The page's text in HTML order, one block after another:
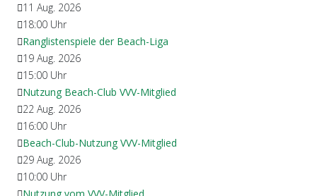
11 Aug. 2026
18:00 Uhr
Ranglistenspiele der Beach-Liga
19 Aug. 2026
15:00 Uhr
Nutzung Beach-Club VVV-Mitglied
22 Aug. 2026
16:00 Uhr
Beach-Club-Nutzung VVV-Mitglied
29 Aug. 2026
10:00 Uhr